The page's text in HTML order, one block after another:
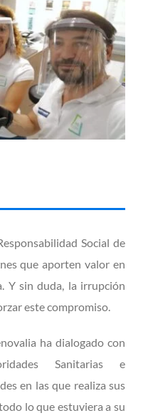
Social de
que aporten valor en
Y sin duda, la irrupción
este compromiso.
ha dialogado con
Sanitarias e
en las que realiza sus
lo que estuviera a su